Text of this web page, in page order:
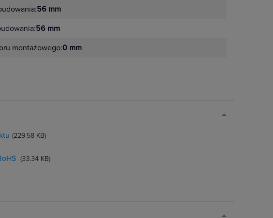
56 mm
56 mm
montażowego:0 mm
(229.58 KB)
(33.34 KB)